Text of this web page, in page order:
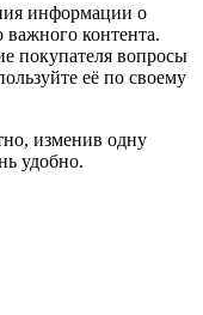
информации о
важного контента.
покупателя вопросы
её по своему
изменив одну
удобно.